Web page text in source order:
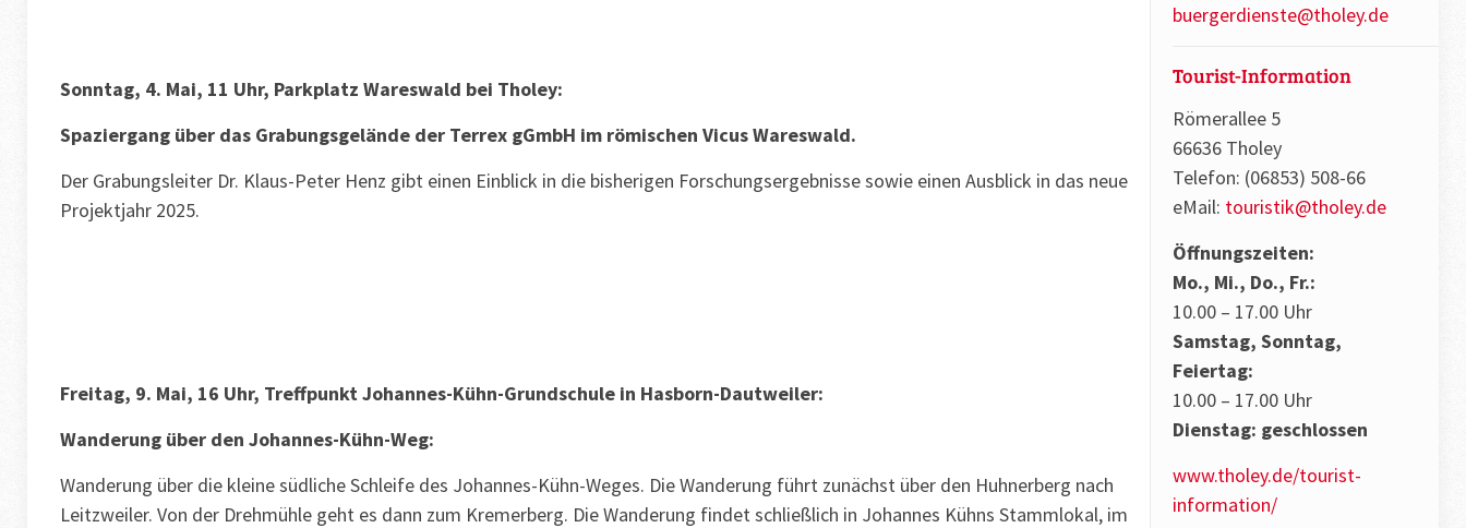
Sonntag, 4. Mai, 11 Uhr, Parkplatz Wareswald bei Tholey:
Spaziergang über das Grabungsgelände der Terrex gGmbH im römischen Vicus Wareswald.
Der Grabungsleiter Dr. Klaus-Peter Henz gibt einen Einblick in die bisherigen Forschungsergebnisse sowie einen Ausblick in das neue
Projektjahr 2025.
Freitag, 9. Mai, 16 Uhr, Treffpunkt Johannes-Kühn-Grundschule in Hasborn-Dautweiler:
Wanderung über den Johannes-Kühn-Weg:
Wanderung über die kleine südliche Schleife des Johannes-Kühn-Weges. Die Wanderung führt zunächst über den Huhnerberg nach
Leitzweiler. Von der Drehmühle geht es dann zum Kremerberg. Die Wanderung findet schließlich in Johannes Kühns Stammlokal, im
buergerdienste@tholey.de
Tourist-Information
Römerallee 5
66636 Tholey
Telefon: (06853) 508-66
eMail: touristik@tholey.de
Öffnungszeiten:
Mo., Mi., Do., Fr.:
10.00 – 17.00 Uhr
Samstag, Sonntag,
Feiertag:
10.00 – 17.00 Uhr
Dienstag: geschlossen
www.tholey.de/tourist-
information/